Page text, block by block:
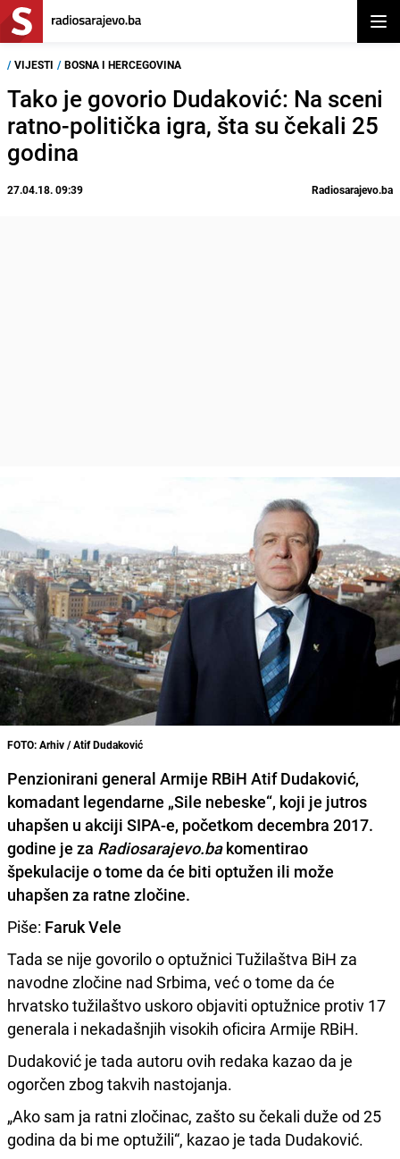
/ VIJESTI / BOSNA I HERCEGOVINA
Tako je govorio Dudaković: Na sceni
ratno-politička igra, šta su čekali 25
godina
27.04.18. 09:39 Radiosarajevo.ba
FOTO: Arhiv / Atif Dudaković
Penzionirani general Armije RBiH Atif Dudaković,
komadant legendarne „Sile nebeske“, koji je jutros
uhapšen u akciji SIPA-e, početkom decembra 2017.
godine je za Radiosarajevo.bakomentirao
špekulacije o tome da će biti optužen ili može
uhapšen za ratne zločine.
Piše: Faruk Vele
Tada se nije govorilo o optužnici Tužilaštva BiH za
navodne zločine nad Srbima, već o tome da će
hrvatsko tužilaštvo uskoro objaviti optužnice protiv 17
generala i nekadašnjih visokih oficira Armije RBiH.
Dudaković je tada autoru ovih redaka kazao da je
ogorčen zbog takvih nastojanja.
„Ako sam ja ratni zločinac, zašto su čekali duže od 25
godina da bi me optužili“, kazao je tada Dudaković.